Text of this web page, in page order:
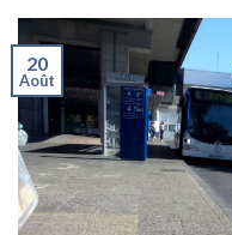
20
Août